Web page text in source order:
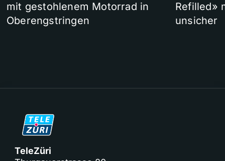
mit gestohlenem Motorrad in
Oberengstringen
Refilled»
unsicher
TeleZüri